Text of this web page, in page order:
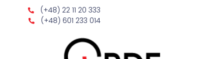
(+48) 22 11 20 333
(+48) 601 233 014